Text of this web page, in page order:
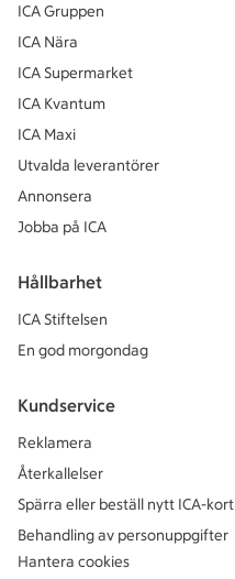
ICA Gruppen
ICA Nära
ICA Supermarket
ICA Kvantum
ICA Maxi
Utvalda leverantörer
Annonsera
Jobba på ICA
Hållbarhet
ICA Stiftelsen
En god morgondag
Kundservice
Reklamera
Återkallelser
Spärra eller beställ nytt ICA-kort
Behandling av personuppgifter
Hantera cookies